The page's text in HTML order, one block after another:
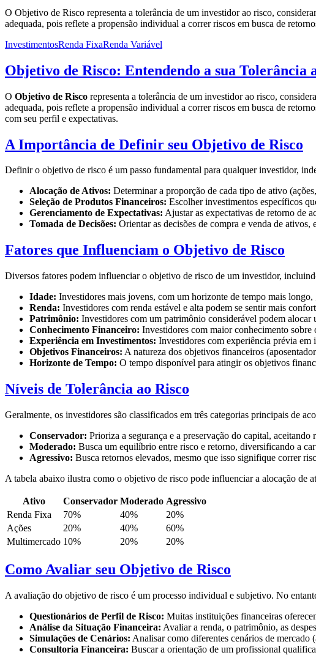
O Objetivo de Risco representa a tolerância de um investidor ao risco,
adequada, pois reflete a propensão individual a correr riscos em busca de
InvestimentosRenda FixaRenda Variável
Objetivo de Risco: Entendendo a sua Tolerância
O Objetivo de Risco representa a tolerância de um investidor ao risco,
adequada, pois reflete a propensão individual a correr riscos em busca de
com seu perfil e expectativas.
A Importância de Definir seu Objetivo de Risco
Definir o objetivo de risco é um passo fundamental para qualquer investidor,
Alocação de Ativos: Determinar a proporção de cada tipo de ativo
Seleção de Produtos Financeiros: Escolher investimentos específicos
Gerenciamento de Expectativas: Ajustar as expectativas de retorno de
Tomada de Decisões: Orientar as decisões de compra e venda de
Fatores que Influenciam o Objetivo de Risco
Diversos fatores podem influenciar o objetivo de risco de um investidor,
Idade: Investidores mais jovens, com um horizonte de tempo mais
Renda: Investidores com renda estável e alta podem se sentir mais
Patrimônio: Investidores com um patrimônio considerável podem alocar
Conhecimento Financeiro: Investidores com maior conhecimento sobre
Experiência em Investimentos: Investidores com experiência prévia em
Objetivos Financeiros: A natureza dos objetivos financeiros
Horizonte de Tempo: O tempo disponível para atingir os objetivos
Níveis de Tolerância ao Risco
Geralmente, os investidores são classificados em três categorias principais de
Conservador: Prioriza a segurança e a preservação do capital, aceitando
Moderado: Busca um equilíbrio entre risco e retorno, diversificando a
Agressivo: Busca retornos elevados, mesmo que isso signifique correr
A tabela abaixo ilustra como o objetivo de risco pode influenciar a alocação de
Ativo Conservador Moderado Agressivo
Renda Fixa
70% 40%
20%
Ações
20% 40%
60%
Multimercado 10% 20% 20%
Como Avaliar seu Objetivo de Risco
A avaliação do objetivo de risco é um processo individual e subjetivo. No
Questionários de Perfil de Risco: Muitas instituições financeiras
Análise da Situação Financeira: Avaliar a renda, o patrimônio, as
Simulações de Cenários: Analisar como diferentes cenários de mercado
Consultoria Financeira: Buscar a orientação de um profissional